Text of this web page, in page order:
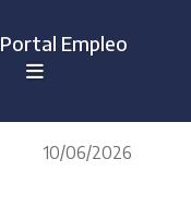
Portal Empleo
10/06/2026